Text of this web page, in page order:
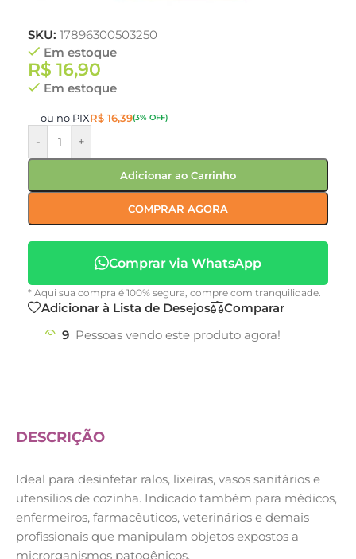
SKU: 17896300503250
Em estoque
R$ 16,90
Em estoque
ou no PIXR$ 16,39(3% OFF)
- +
Adicionar ao Carrinho
COMPRAR AGORA
Comprar via WhatsApp
* Aqui sua compra é 100% segura, compre com tranquilidade.
Adicionar à Lista de Desejos
Comparar
9 Pessoas vendo este produto agora!
DESCRIÇÃO
Ideal para desinfetar ralos, lixeiras, vasos sanitários e
utensílios de cozinha. Indicado também para médicos,
enfermeiros, farmacêuticos, veterinários e demais
profissionais que manipulam objetos expostos a
microrganismos patogênicos.